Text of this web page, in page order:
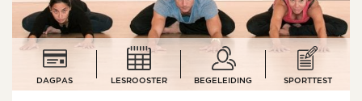
DAGPAS LESROOSTER BEGELEIDING SPORTTEST